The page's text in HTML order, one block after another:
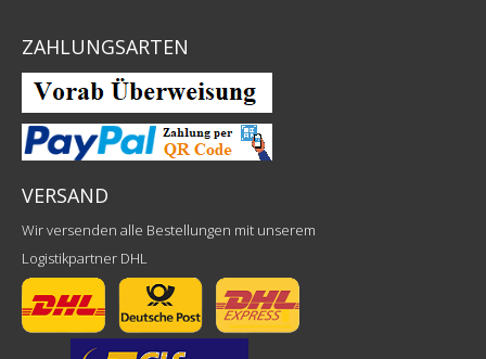
ZAHLUNGSARTEN
VERSAND
Wir versenden alle Bestellungen mit unserem
Logistikpartner DHL